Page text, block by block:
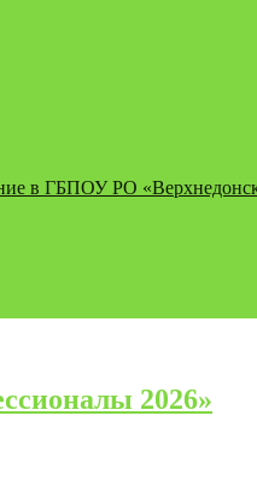
в ГБПОУ РО
2026»